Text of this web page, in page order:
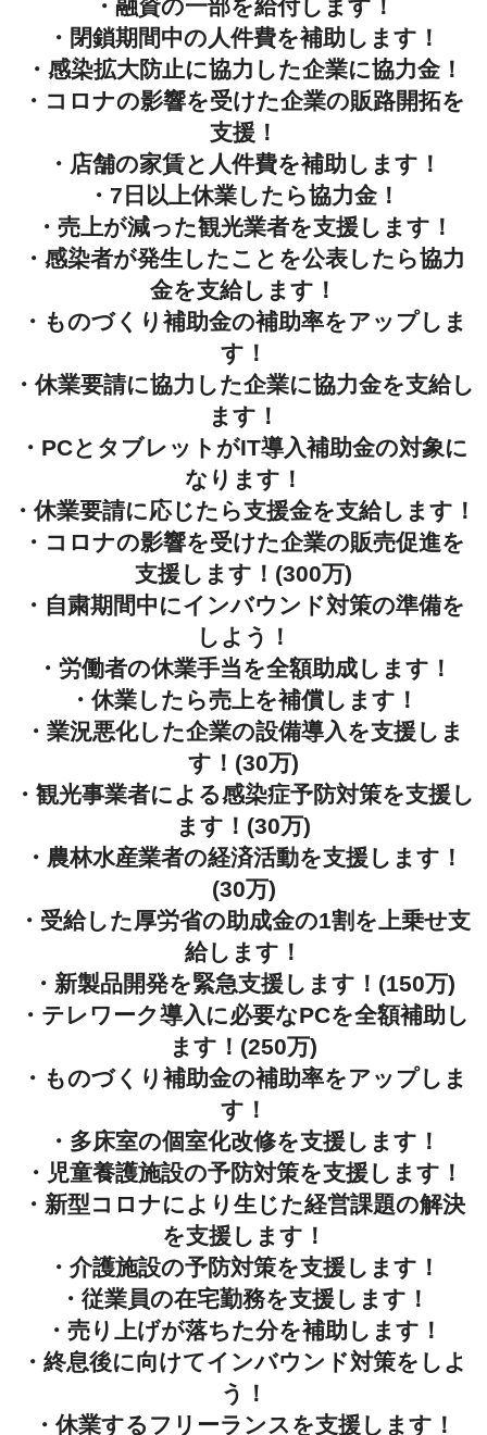
・融資の一部を給付します！
・閉鎖期間中の人件費を補助します！
・感染拡大防止に協力した企業に協力金！
・コロナの影響を受けた企業の販路開拓を
支援！
・店舗の家賃と人件費を補助します！
・7日以上休業したら協力金！
・売上が減った観光業者を支援します！
・感染者が発生したことを公表したら協力
金を支給します！
・ものづくり補助金の補助率をアップしま
す！
・休業要請に協力した企業に協力金を支給し
ます！
・PCとタブレットがIT導入補助金の対象に
なります！
・休業要請に応じたら支援金を支給します！
・コロナの影響を受けた企業の販売促進を
支援します！(300万)
・自粛期間中にインバウンド対策の準備を
しよう！
・労働者の休業手当を全額助成します！
・休業したら売上を補償します！
・業況悪化した企業の設備導入を支援しま
す！(30万)
・観光事業者による感染症予防対策を支援し
ます！(30万)
・農林水産業者の経済活動を支援します！
(30万)
・受給した厚労省の助成金の1割を上乗せ支
給します！
・新製品開発を緊急支援します！(150万)
・テレワーク導入に必要なPCを全額補助し
ます！(250万)
・ものづくり補助金の補助率をアップしま
す！
・多床室の個室化改修を支援します！
・児童養護施設の予防対策を支援します！
・新型コロナにより生じた経営課題の解決
を支援します！
・介護施設の予防対策を支援します！
・従業員の在宅勤務を支援します！
・売り上げが落ちた分を補助します！
・終息後に向けてインバウンド対策をしよ
う！
・休業するフリーランスを支援します！